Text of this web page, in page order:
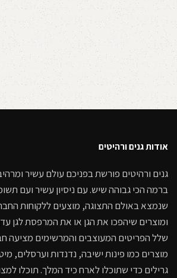
אודות גנים ורהיטים
גנים ורהיטים פורשת בפניכם עולם עשיר
ברמה הכי גבוהה שיש. עם ניסיון עשיר ועם
שנמצא באולם התצוגה, מוצעים ללקוחות
ומוצרים שיהפכו את הגן או את המרפסת לגן עדן
שלל הפריטים המעוצבים והמרשימים מציעה
מוצרים כמו פינות ישיבה, נדנדות וערסלים,
גרילים כדי שתוכלו לארח כיד המלך. תוכלו